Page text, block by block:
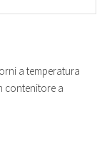
a temperatura
contenitore a